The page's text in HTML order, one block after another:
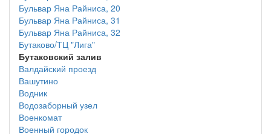
Бульвар Яна Райниса, 20
Бульвар Яна Райниса, 31
Бульвар Яна Райниса, 32
Бутаково/ТЦ "Лига"
Бутаковский залив
Валдайский проезд
Вашутино
Водник
Водозаборный узел
Военкомат
Военный городок